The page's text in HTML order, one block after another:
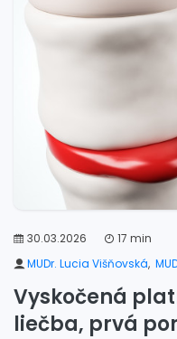
30.03.2026
17 min
MUDr. Lucia Višňovská,
Vyskočená
liečba, prvá